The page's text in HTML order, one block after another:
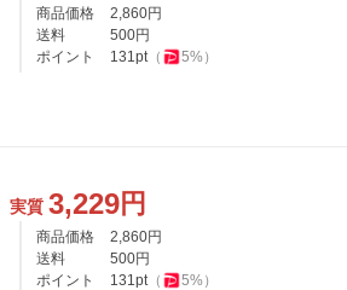
商品価格 2,860円
送料
500円
ポイント
131pt（ 5%）
実質 3,229円
商品価格 2,860円
送料
500円
ポイント
131pt（ 5%）